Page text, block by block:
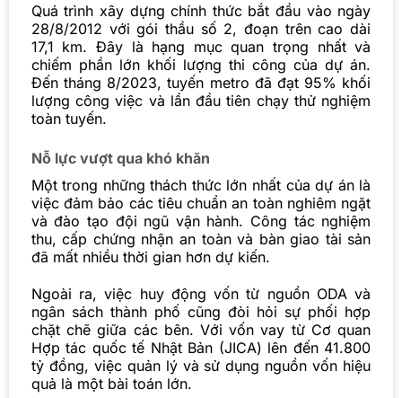
Quá trình xây dựng chính thức bắt đầu vào ngày
28/8/2012 với gói thầu số 2, đoạn trên cao dài
17,1 km. Đây là hạng mục quan trọng nhất và
chiếm phần lớn khối lượng thi công của dự án.
Đến tháng 8/2023, tuyến metro đã đạt 95% khối
lượng công việc và lần đầu tiên chạy thử nghiệm
toàn tuyến.
Nỗ lực vượt qua khó khăn
Một trong những thách thức lớn nhất của dự án là
việc đảm bảo các tiêu chuẩn an toàn nghiêm ngặt
và đào tạo đội ngũ vận hành. Công tác nghiệm
thu, cấp chứng nhận an toàn và bàn giao tài sản
đã mất nhiều thời gian hơn dự kiến.
Ngoài ra, việc huy động vốn từ nguồn ODA và
ngân sách thành phố cũng đòi hỏi sự phối hợp
chặt chẽ giữa các bên. Với vốn vay từ Cơ quan
Hợp tác quốc tế Nhật Bản (JICA) lên đến 41.800
tỷ đồng, việc quản lý và sử dụng nguồn vốn hiệu
quả là một bài toán lớn.